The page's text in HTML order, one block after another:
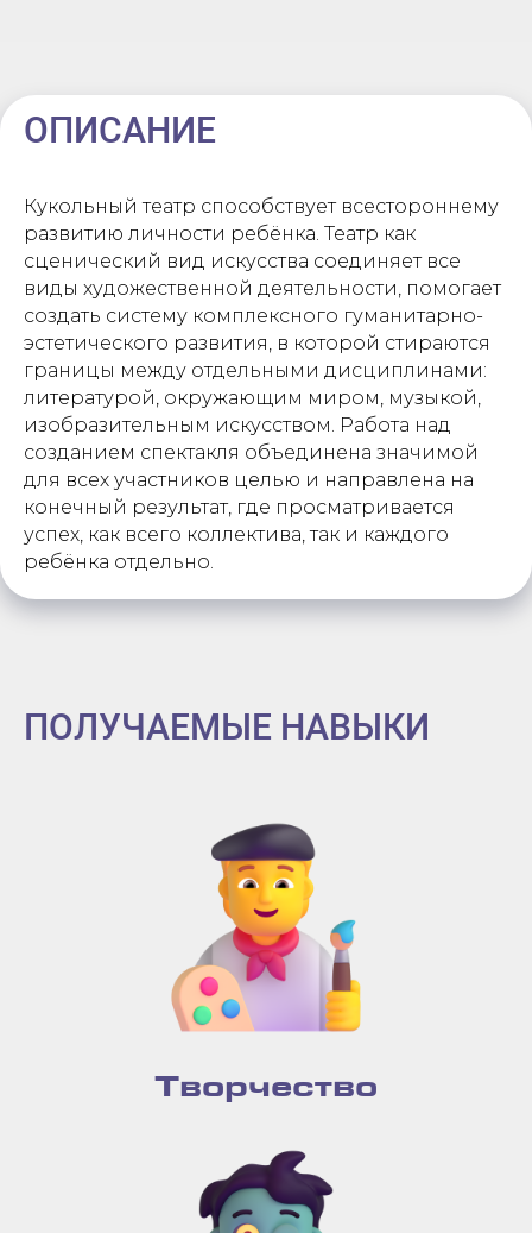
ОПИСАНИЕ
Кукольный театр способствует всестороннему
развитию личности ребёнка. Театр как
сценический вид искусства соединяет все
виды художественной деятельности, помогает
создать систему комплексного гуманитарно-
эстетического развития, в которой стираются
границы между отдельными дисциплинами:
литературой, окружающим миром, музыкой,
изобразительным искусством. Работа над
созданием спектакля объединена значимой
для всех участников целью и направлена на
конечный результат, где просматривается
успех, как всего коллектива, так и каждого
ребёнка отдельно.
ПОЛУЧАЕМЫЕ НАВЫКИ
Творчество